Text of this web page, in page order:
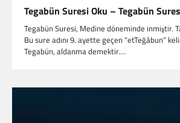
Tegabün Suresi Oku – Tegabün
Tegabün Suresi, Medine döneminde inmiştir.
Bu sure adını 9. ayette geçen “etTeğâbun”
Tegabün, aldanma demektir.…